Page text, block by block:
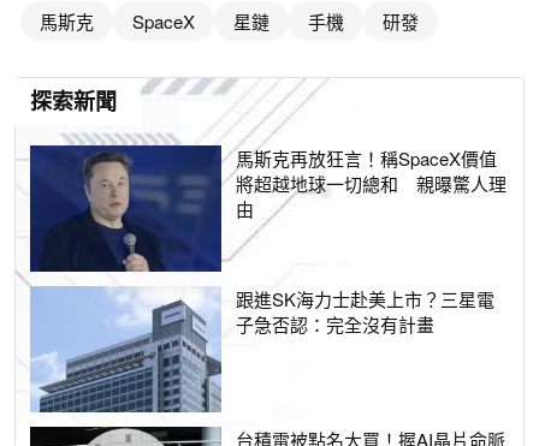
馬斯克 SpaceX 星鏈 手機 研發
探索新聞
馬斯克再放狂言！稱SpaceX價值
將超越地球一切總和 親曝驚人理
由
跟進SK海力士赴美上市？三星電
子急否認：完全沒有計畫
台積電被點名大買！握AI晶片命脈